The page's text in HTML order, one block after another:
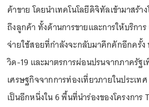
ค้าขาย โดยนำเทคโนโลยีดิจิทัลเข้ามาสร้าง
ถึงลูกค้า ทั้งด้านการขายและการให้บริกา
จ่ายใช้สอยที่กำลังจะกลับมาคึกคักอีกครั้ง
วิด-19 และมาตรการผ่อนปรนจากภาครัฐ
เศรษฐกิจจากการท่องเที่ยวภายในประเท
เป็นอีกหนึ่งใน 6 พื้นที่นำร่องของโครงการ